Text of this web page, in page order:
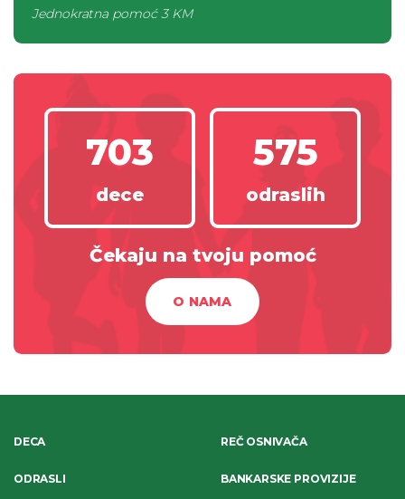
Jednokratna pomoć3 KM
703
dece
575
odraslih
Čekaju na tvoju pomoć
O NAMA
DECA
ODRASLI
REČ OSNIVAČA
BANKARSKE PROVIZIJE